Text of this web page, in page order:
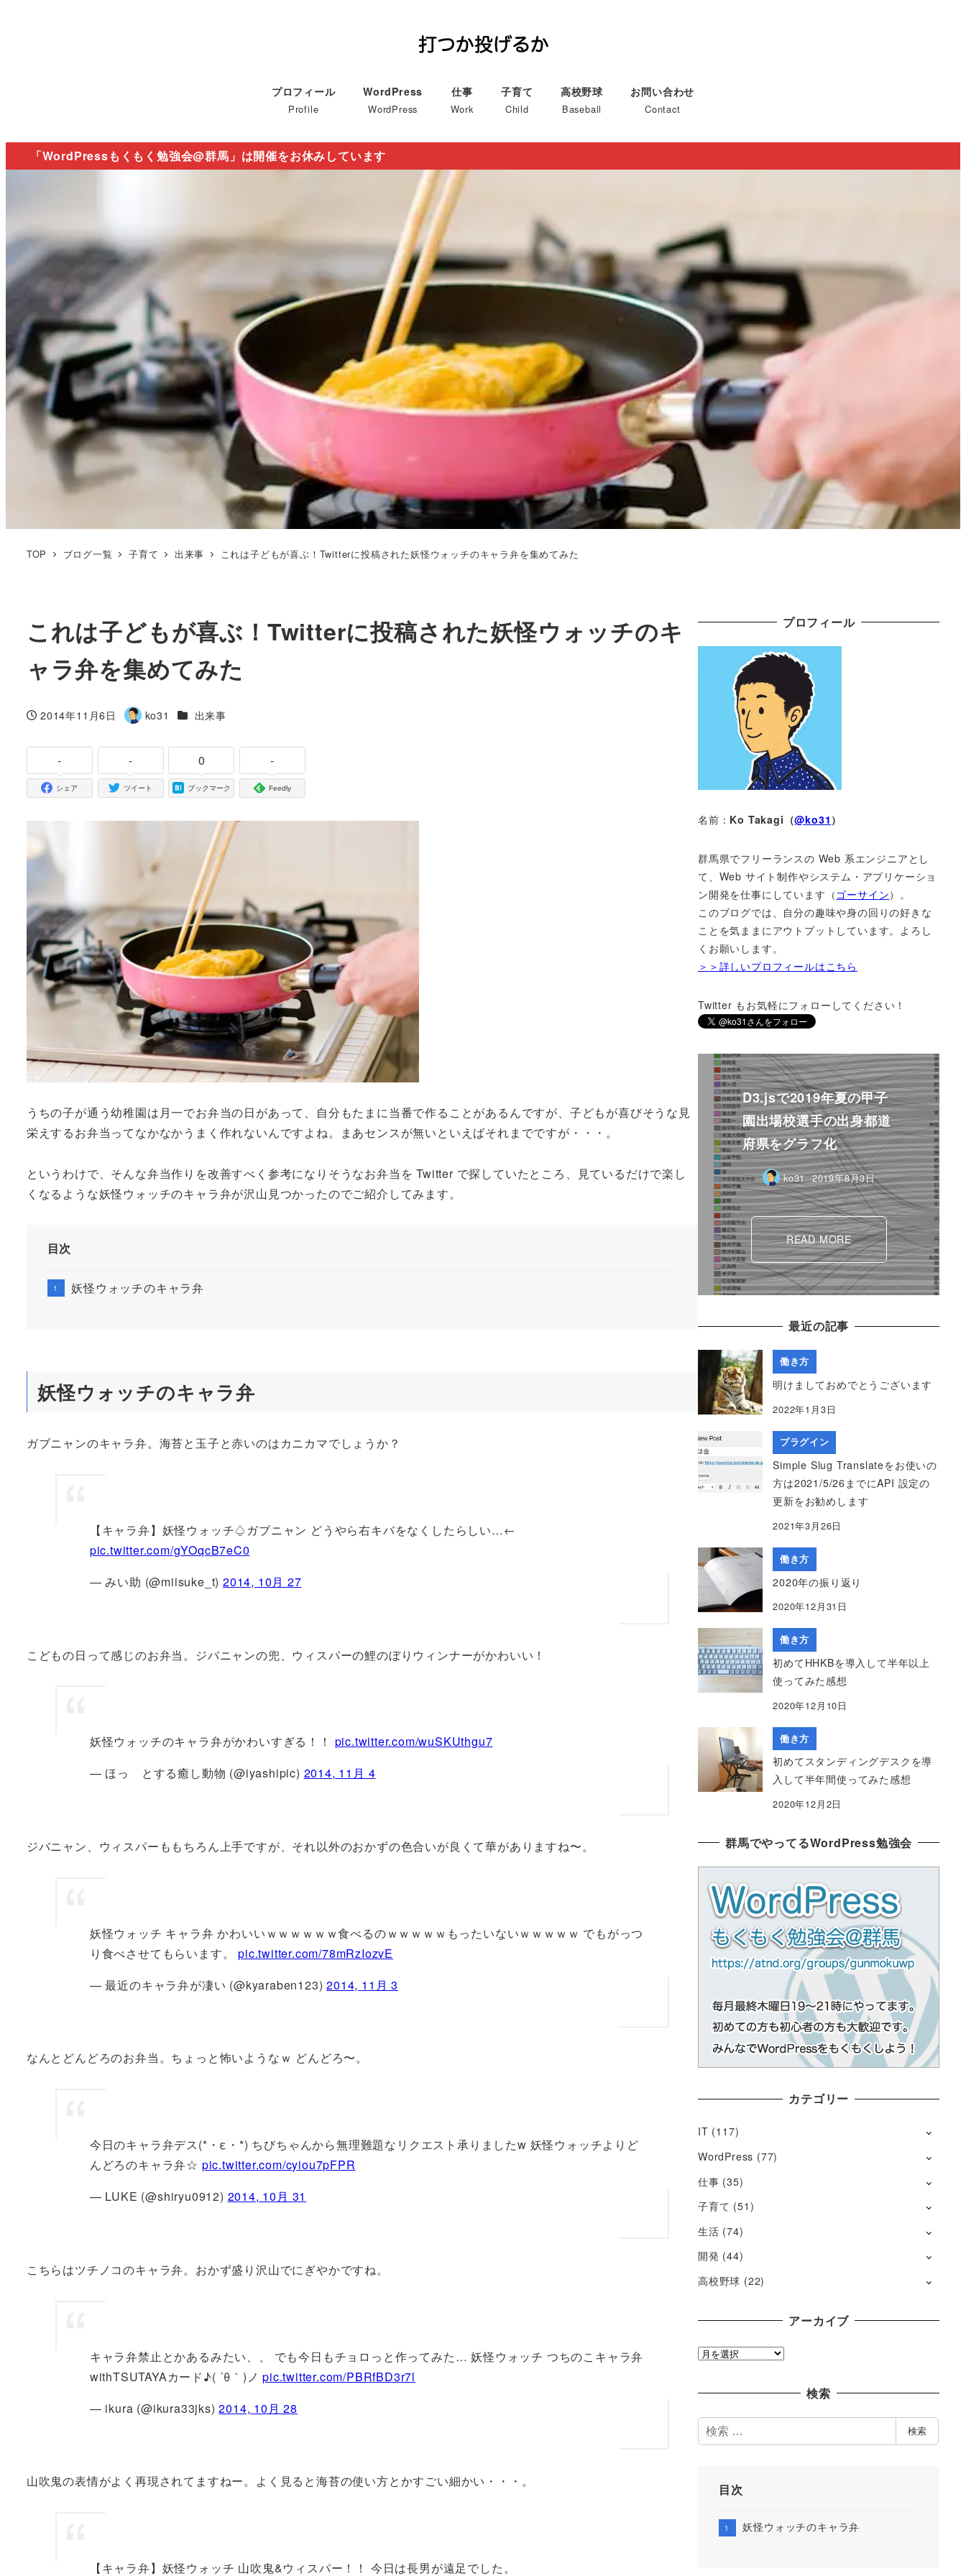
プロフィール
Profile
WordPress
WordPress
仕事
Work
子育て
Child
高校野球
Baseball
お問い合わせ
Contact
「WordPressもくもく勉強会@群馬」は開催をお休みしています
TOP ブログ一覧 子育て 出来事 これは子どもが喜ぶ！Twitterに投稿された妖怪ウォッチのキャラ弁を集めてみた
これは子どもが喜ぶ！Twitterに投稿された妖怪ウォッチのキ
ャラ弁を集めてみた
投稿日
2014年11月6日
著
ko31 カテゴリー
出来事
-
シェア
-
ツイート
0
ブックマーク
-
Feedly
うちの子が通う幼稚園は月一でお弁当の日があって、自分もたまに当番で作ることがあるんですが、子どもが喜びそうな見
栄えするお弁当ってなかなかうまく作れないんですよね。まあセンスが無いといえばそれまでですが・・・。
というわけで、そんな弁当作りを改善すべく参考になりそうなお弁当を Twitter で探していたところ、見ているだけで楽し
くなるような妖怪ウォッチのキャラ弁が沢山見つかったのでご紹介してみます。
目次
妖怪ウォッチのキャラ弁
妖怪ウォッチのキャラ弁
ガブニャンのキャラ弁。海苔と玉子と赤いのはカニカマでしょうか？
【キャラ弁】妖怪ウォッチ♤ガブニャン どうやら右キバをなくしたらしい…←
pic.twitter.com/gYOqcB7eC0
— みい助 (@miisuke_t) 2014, 10月 27
こどもの日って感じのお弁当。ジバニャンの兜、ウィスパーの鯉のぼりウィンナーがかわいい！
妖怪ウォッチのキャラ弁がかわいすぎる！！ pic.twitter.com/wuSKUthgu7
— ほっ とする癒し動物 (@iyashipic) 2014, 11月 4
ジバニャン、ウィスパーももちろん上手ですが、それ以外のおかずの色合いが良くて華がありますね〜。
妖怪ウォッチ キャラ弁 かわいいｗｗｗｗｗｗ食べるのｗｗｗｗｗもったいないｗｗｗｗｗ でもがっつ
り食べさせてもらいます。pic.twitter.com/78mRzIozvE
— 最近のキャラ弁が凄い (@kyaraben123)2014, 11月 3
なんとどんどろのお弁当。ちょっと怖いようなｗ どんどろ〜。
今日のキャラ弁デス(*・ε・*) ちびちゃんから無理難題なリクエスト承りましたw 妖怪ウォッチよりど
んどろのキャラ弁☆ pic.twitter.com/cyiou7pFPR
— LUKE (@shiryu0912) 2014, 10月 31
こちらはツチノコのキャラ弁。おかず盛り沢山でにぎやかですね。
キャラ弁禁止とかあるみたい、、 でも今日もチョロっと作ってみた… 妖怪ウォッチ つちのこキャラ弁
withTSUTAYAカード♪( ´θ｀)ノpic.twitter.com/PBRfBD3r7l
— ikura (@ikura33jks)2014, 10月 28
山吹鬼の表情がよく再現されてますねー。よく見ると海苔の使い方とかすごい細かい・・・。
【キャラ弁】妖怪ウォッチ 山吹鬼&ウィスパー！！ 今日は長男が遠足でした。
プロフィール
名前： Ko Takagi（@ko31 ）
群馬県でフリーランスの Web 系エンジニアとし
て、Web サイト制作やシステム・アプリケーショ
ン開発を仕事にしています（ ゴーサイン）。
このブログでは、自分の趣味や身の回りの好きな
ことを気ままにアウトプットしています。よろし
くお願いします。
＞＞詳しいプロフィールはこちら
Twitter もお気軽にフォローしてください！
ko31 2018年7月2日
最近の記事
働き方
明けましておめでとうございます
2022年1月3日
プラグイン
Simple Slug Translateをお使いの
方は2021/5/26までにAPI 設定の
更新をお勧めします
2021年3月26日
働き方
2020年の振り返り
2020年12月31日
働き方
初めてHHKBを導入して半年以上
使ってみた感想
2020年12月10日
働き方
初めてスタンディングデスクを導
入して半年間使ってみた感想
2020年12月2日
群馬でやってるWordPress勉強会
カテゴリー
IT (117)
WordPress (77)
仕事 (35)
子育て (51)
生活 (74)
開発 (44)
高校野球 (22)
アーカイブ
ア
ブ
検索
検
索
検索
目次
妖怪ウォッチのキャラ弁